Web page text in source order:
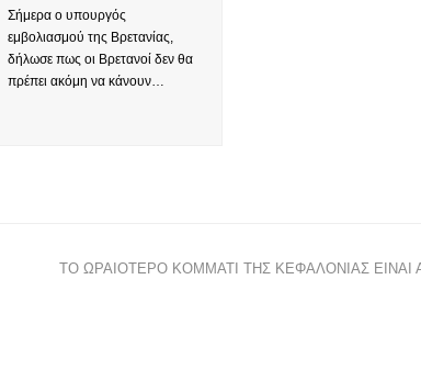
Σήμερα ο υπουργός
εμβολιασμού της Βρετανίας,
δήλωσε πως οι Βρετανοί δεν θα
πρέπει ακόμη να κάνουν…
ΤΟ ΩΡΑΙΟΤΕΡΟ ΚΟΜΜΑΤΙ ΤΗΣ ΚΕΦΑΛΟΝΙΑΣ ΕΙΝΑΙ